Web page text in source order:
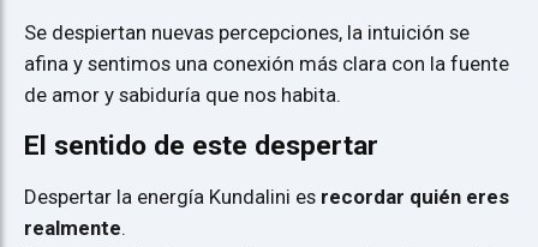
Se despiertan nuevas percepciones, la intuición se
afina y sentimos una conexión más clara con la fuente
de amor y sabiduría que nos habita.
El sentido de este despertar
Despertar la energía Kundalini es recordar quién eres
realmente.